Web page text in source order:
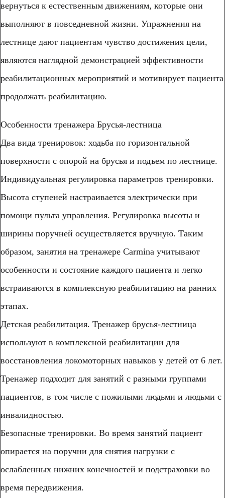
вернуться к естественным движениям, которые они
выполняют в повседневной жизни. Упражнения на
лестнице дают пациентам чувство достижения цели,
являются наглядной демонстрацией эффективности
реабилитационных мероприятий и мотивирует пациента
продолжать реабилитацию.
Особенности тренажера Брусья-лестница
Два вида тренировок: ходьба по горизонтальной
поверхности с опорой на брусья и подъем по лестнице.
Индивидуальная регулировка параметров тренировки.
Высота ступеней настраивается электрически при
помощи пульта управления. Регулировка высоты и
ширины поручней осуществляется вручную. Таким
образом, занятия на тренажере Carmina учитывают
особенности и состояние каждого пациента и легко
встраиваются в комплексную реабилитацию на ранних
этапах.
Детская реабилитация. Тренажер брусья-лестница
используют в комплексной реабилитации для
восстановления локомоторных навыков у детей от 6 лет.
Тренажер подходит для занятий с разными группами
пациентов, в том числе с пожилыми людьми и людьми с
инвалидностью.
Безопасные тренировки. Во время занятий пациент
опирается на поручни для снятия нагрузки с
ослабленных нижних конечностей и подстраховки во
время передвижения.